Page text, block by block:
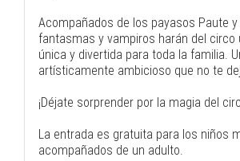
Acompañados de los payasos Paute y
fantasmas y vampiros harán del circo
única y divertida para toda la familia.
artísticamente ambicioso que no te
¡Déjate sorprender por la magia del
La entrada es gratuita para los niños
acompañados de un adulto.